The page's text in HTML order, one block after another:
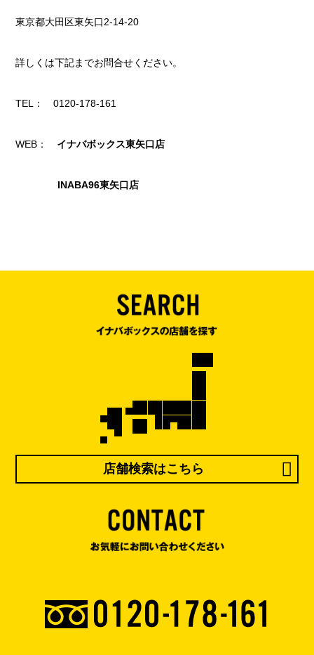
東京都大田区東矢口2-14-20
詳しくは下記までお問合せください。
TEL： 0120-178-161
WEB： イナバボックス東矢口 店
INABA96東矢口店
店舗検索はこちら